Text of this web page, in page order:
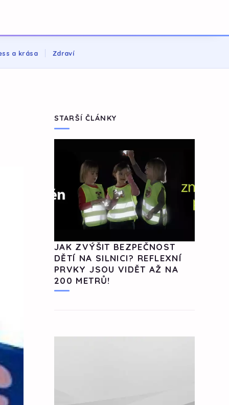
a krása Zdraví
STARŠÍ ČLÁNKY
JAK ZVÝŠIT BEZPEČNOST
DĚTÍ NA SILNICI? REFLEXNÍ
PRVKY JSOU VIDĚT AŽ NA
200 METRŮ!